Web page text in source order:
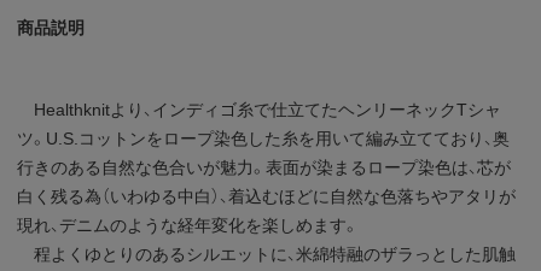
商品説明
Healthknitより、インディゴ糸で仕立てたヘンリーネックTシャ
ツ。U.S.コットンをロープ染色した糸を用いて編み立てており、奥
行きのある自然な色合いが魅力。表面が染まるロープ染色は、芯が
白く残る為（いわゆる中白）、着込むほどに自然な色落ちやアタリが
現れ、デニムのような経年変化を楽しめます。
程よくゆとりのあるシルエットに、米綿特融のザラっとした肌触